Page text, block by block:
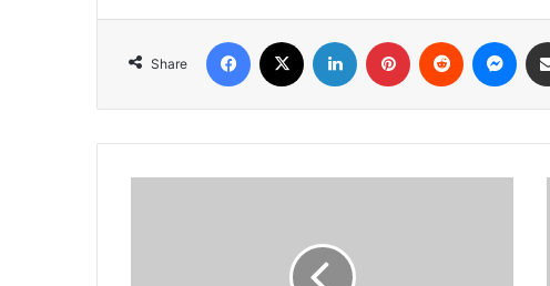
Share
Facebook LinkedIn Pinterest Reddit